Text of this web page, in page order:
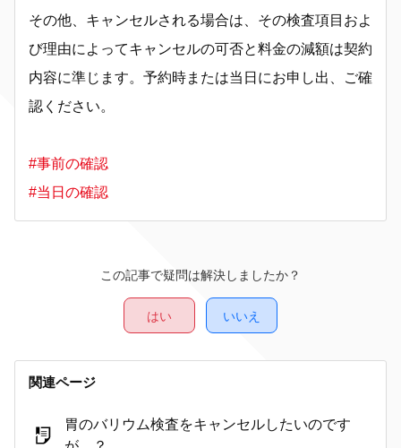
その他、キャンセルされる場合は、その検査項目およ
び理由によってキャンセルの可否と料金の減額は契約
内容に準じます。予約時または当日にお申し出、ご確
認ください。
#事前の確認
#当日の確認
この記事で疑問は解決しましたか？
はい いいえ
関連ページ
胃のバリウム検査をキャンセルしたいのです